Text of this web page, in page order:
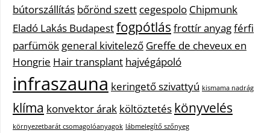
bútorszállítás bőrönd szett cegespolo Chipmunk
Eladó Lakás Budapestfogpótlás frottír anyagférfi
parfümök general kivitelező Greffe de cheveux en
Hongrie Hair transplant hajvégápoló
infraszauna keringető szivattyú kismama nadrág
klíma konvektor árak költöztetés könyvelés
környezetbarát csomagolóanyagok lábmelegítő szőnyeg